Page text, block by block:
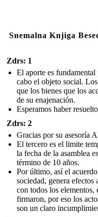
Snemalna Knjiga
Zdrs: 1
El aporte es
cabo el objeto social.
que los bienes que los
de su enajenación.
Esperamos haber
Zdrs: 2
Gracias por su asesoría
El tercero es el limite
la fecha de la asamblea
término de 10 años.
Por último, así el
sociedad, genera
con todos los elementos,
firmaron, por eso los
son un claro